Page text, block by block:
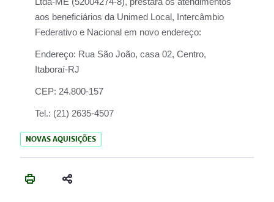
Ltda-ME (52004274-8), prestará os atendimentos
aos beneficiários da Unimed Local, Intercâmbio
Federativo e Nacional em novo endereço:
Endereço: Rua São João, casa 02, Centro,
Itaboraí-RJ
CEP: 24.800-157
Tel.: (21) 2635-4507
NOVAS AQUISIÇÕES